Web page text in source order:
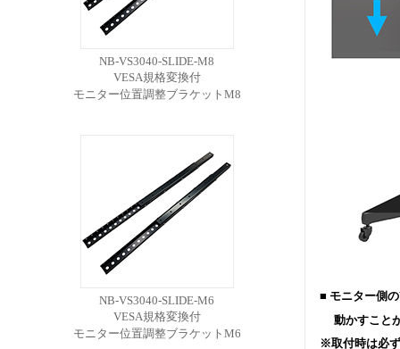
NB-VS3040-SLIDE-M8
VESA規格変換付
モニター位置調整ブラケットM8
NB-VS3040-SLIDE-M6
VESA規格変換付
モニター位置調整ブラケットM6
■ モニター側
動かすこと
※取付時は必